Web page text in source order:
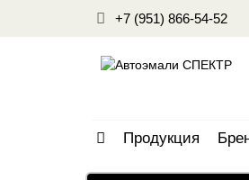
+7 (951) 866-54-52
Продукция